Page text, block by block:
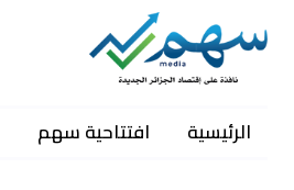
الرئيسية افتتاحية سهم